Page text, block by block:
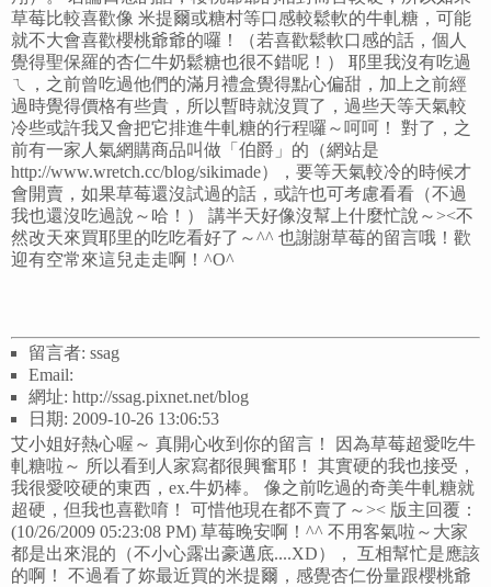
草莓比較喜歡像 米提爾或糖村等口感較鬆軟的牛軋糖，可能
就不大會喜歡櫻桃爺爺的囉！（若喜歡鬆軟口感的話，個人
覺得聖保羅的杏仁牛奶鬆糖也很不錯呢！） 耶里我沒有吃過
ㄟ，之前曾吃過他們的滿月禮盒覺得點心偏甜，加上之前經
過時覺得價格有些貴，所以暫時就沒買了，過些天等天氣較
冷些或許我又會把它排進牛軋糖的行程囉～呵呵！ 對了，之
前有一家人氣網購商品叫做「伯爵」的（網站是
http://www.wretch.cc/blog/sikimade），要等天氣較冷的時候才
會開賣，如果草莓還沒試過的話，或許也可考慮看看（不過
我也還沒吃過說～哈！） 講半天好像沒幫上什麼忙說～><不
然改天來買耶里的吃吃看好了～^^ 也謝謝草莓的留言哦！歡
迎有空常來這兒走走啊！^O^
留言者: ssag
Email:
網址: http://ssag.pixnet.net/blog
日期: 2009-10-26 13:06:53
艾小姐好熱心喔～ 真開心收到你的留言！ 因為草莓超愛吃牛
軋糖啦～ 所以看到人家寫都很興奮耶！ 其實硬的我也接受，
我很愛咬硬的東西，ex.牛奶棒。 像之前吃過的奇美牛軋糖就
超硬，但我也喜歡唷！ 可惜他現在都不賣了～>< 版主回覆：
(10/26/2009 05:23:08 PM) 草莓晚安啊！^^ 不用客氣啦～大家
都是出來混的（不小心露出豪邁底....XD）， 互相幫忙是應該
的啊！ 不過看了妳最近買的米提爾，感覺杏仁份量跟櫻桃爺